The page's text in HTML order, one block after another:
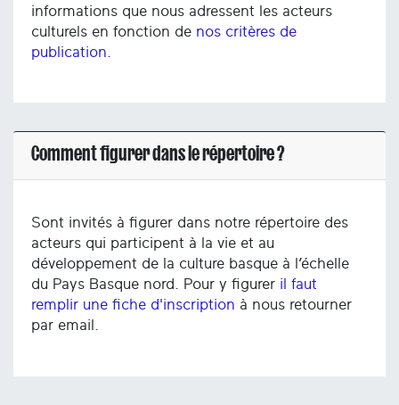
informations que nous adressent les acteurs
culturels en fonction de nos critères de
publication
Comment figurer dans le répertoire ?
Sont invités à figurer dans notre répertoire des
acteurs qui participent à la vie et au
développement de la culture basque à l’échelle
du Pays Basque nord. Pour y figurer il faut
remplir une fiche d'inscription à nous retourner
par email.